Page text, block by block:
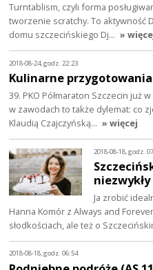
Turntablism, czyli forma
tworzenie scratchy. To aktywność
domu szczecińskiego Dj… »
2018-08-24, godz. 22:23
Kulinarne
39. PKO Półmaraton Szczecin już
w zawodach to także dylemat: co
Klaudią Czajczyńską… » więcej
2018-08-18, godz.
Ja zrobić
Hanna Komór z Always and
słodkościach, ale też o
2018-08-18, godz. 06:54